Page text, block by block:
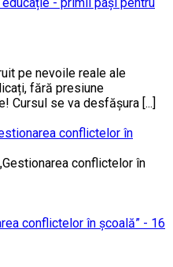
pe nevoile reale ale
fără presiune
Cursul se va desfășura [...]
conflictelor în
conflictelor în școală” - 16